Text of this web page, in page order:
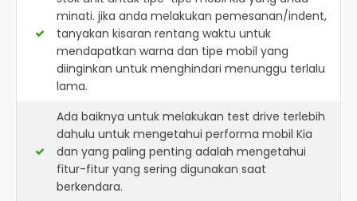
minati. jika anda melakukan pemesanan/indent,
tanyakan kisaran rentang waktu untuk
mendapatkan warna dan tipe mobil yang
diinginkan untuk menghindari menunggu terlalu
lama.
Ada baiknya untuk melakukan test drive terlebih
dahulu untuk mengetahui performa mobil Kia
dan yang paling penting adalah mengetahui
fitur-fitur yang sering digunakan saat
berkendara.